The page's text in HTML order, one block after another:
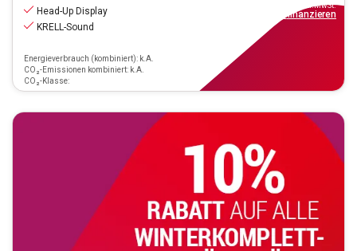
Head-Up Display
KRELL-Sound
Energieverbrauch (kombiniert): k.A.
CO₂-Emissionen kombiniert: k.A.
CO₂-Klasse:
inkl.MwSt.
finanzieren